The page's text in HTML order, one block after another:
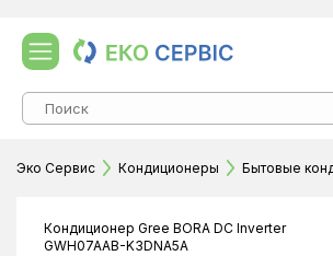
Эко Сервис Кондиционеры Бытовые
Кондиционер Gree BORA DC Inverter
GWH07AAB-K3DNA5A